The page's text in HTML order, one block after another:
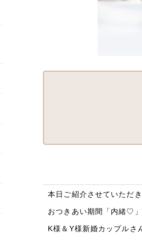
本日ご紹介させていただ
おつきあい期間「内緒♡
K様＆Y様新婚カップルさ